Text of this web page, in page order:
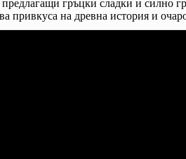
гръцки сладки и силно
привкуса на древна история и